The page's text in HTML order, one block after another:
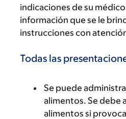
indicaciones de su
información que se le
instrucciones con
Todas las
Se puede
alimentos. Se debe
alimentos si